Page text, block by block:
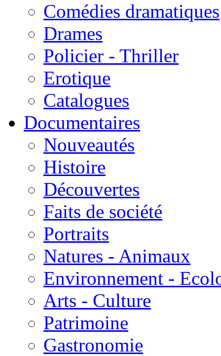
Comédies dramatiques
Drames
Policier - Thriller
Erotique
Catalogues
Documentaires
Nouveautés
Histoire
Découvertes
Faits de société
Portraits
Natures - Animaux
Environnement -
Arts - Culture
Patrimoine
Gastronomie